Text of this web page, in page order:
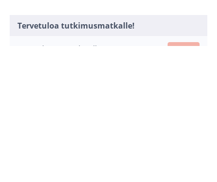
Tervetuloa tutkimusmatkalle!
Tutkimusmatka alkaa!